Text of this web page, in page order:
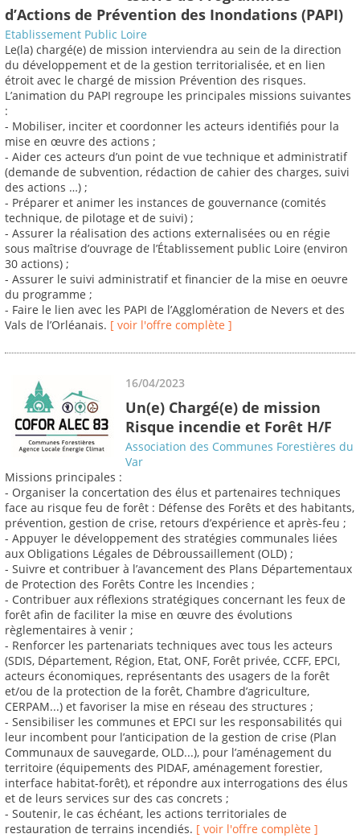
d’Actions de Prévention des Inondations (PAPI)
Etablissement Public Loire
Le(la) chargé(e) de mission interviendra au sein de la direction
du développement et de la gestion territorialisée, et en lien
étroit avec le chargé de mission Prévention des risques.
L’animation du PAPI regroupe les principales missions suivantes
:
- Mobiliser, inciter et coordonner les acteurs identifiés pour la
mise en œuvre des actions ;
- Aider ces acteurs d’un point de vue technique et administratif
(demande de subvention, rédaction de cahier des charges, suivi
des actions …) ;
- Préparer et animer les instances de gouvernance (comités
technique, de pilotage et de suivi) ;
- Assurer la réalisation des actions externalisées ou en régie
sous maîtrise d’ouvrage de l’Établissement public Loire (environ
30 actions) ;
- Assurer le suivi administratif et financier de la mise en oeuvre
du programme ;
- Faire le lien avec les PAPI de l’Agglomération de Nevers et des
Vals de l’Orléanais. [ voir l'offre complète ]
16/04/2023
Un(e) Chargé(e) de mission
Risque incendie et Forêt H/F
Association des Communes Forestières du
Var
Missions principales :
- Organiser la concertation des élus et partenaires techniques
face au risque feu de forêt : Défense des Forêts et des habitants,
prévention, gestion de crise, retours d’expérience et après-feu ;
- Appuyer le développement des stratégies communales liées
aux Obligations Légales de Débroussaillement (OLD) ;
- Suivre et contribuer à l’avancement des Plans Départementaux
de Protection des Forêts Contre les Incendies ;
- Contribuer aux réflexions stratégiques concernant les feux de
forêt afin de faciliter la mise en œuvre des évolutions
règlementaires à venir ;
- Renforcer les partenariats techniques avec tous les acteurs
(SDIS, Département, Région, Etat, ONF, Forêt privée, CCFF, EPCI,
acteurs économiques, représentants des usagers de la forêt
et/ou de la protection de la forêt, Chambre d’agriculture,
CERPAM...) et favoriser la mise en réseau des structures ;
- Sensibiliser les communes et EPCI sur les responsabilités qui
leur incombent pour l’anticipation de la gestion de crise (Plan
Communaux de sauvegarde, OLD...), pour l’aménagement du
territoire (équipements des PIDAF, aménagement forestier,
interface habitat-forêt), et répondre aux interrogations des élus
et de leurs services sur des cas concrets ;
- Soutenir, le cas échéant, les actions territoriales de
restauration de terrains incendiés. [ voir l'offre complète ]